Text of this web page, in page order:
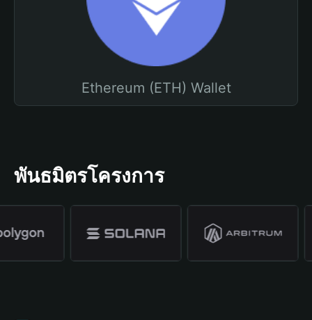
Ethereum (ETH) Wallet
พันธมิตรโครงการ